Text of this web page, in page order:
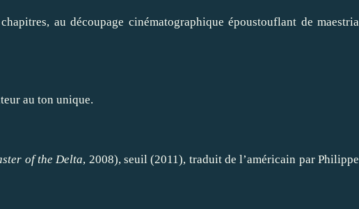
au découpage cinématographique époustouflant de maestria
au ton unique.
of the Delta, 2008), seuil (2011), traduit de l’américain par Philippe